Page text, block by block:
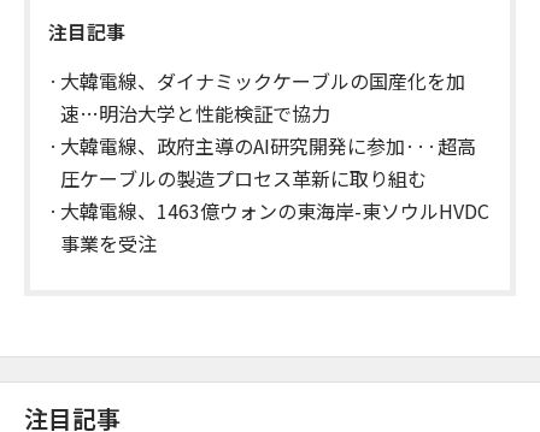
注目記事
大韓電線、ダイナミックケーブルの国産化を加
速…明治大学と性能検証で協力
大韓電線、政府主導のAI研究開発に参加···超高
圧ケーブルの製造プロセス革新に取り組む
大韓電線、1463億ウォンの東海岸-東ソウルHVDC
事業を受注
注目記事